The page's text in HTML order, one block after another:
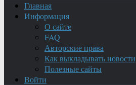
Главная
Информация
О сайте
FAQ
Авторские права
Как выкладывать новости
Полезные сайты
Войти